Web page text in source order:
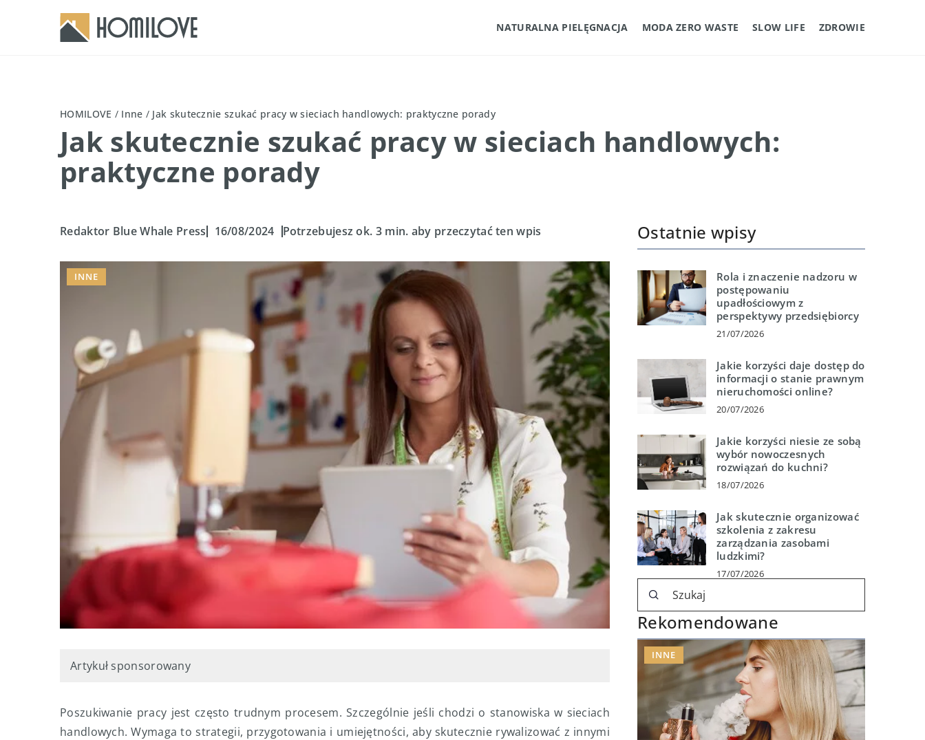
NATURALNA PIELĘGNACJA MODA ZERO WASTE SLOW LIFE ZDROWIE
HOMILOVE / Inne / Jak skutecznie szukać pracy w sieciach handlowych: praktyczne porady
Jak skutecznie szukać pracy w sieciach handlowych:
praktyczne porady
Redaktor Blue Whale Press 16/08/2024 Potrzebujesz ok. 3 min. aby przeczytać ten wpis
INNE
Artykuł sponsorowany
Poszukiwanie pracy jest często trudnym procesem. Szczególnie jeśli chodzi o stanowiska w sieciach
handlowych. Wymaga to strategii, przygotowania i umiejętności, aby skutecznie rywalizować z innymi
Ostatnie wpisy
Rola i znaczenie nadzoru w
postępowaniu
upadłościowym z
perspektywy przedsiębiorcy
21/07/2026
Jakie korzyści daje dostęp do
informacji o stanie prawnym
nieruchomości online?
20/07/2026
Jakie korzyści niesie ze sobą
wybór nowoczesnych
rozwiązań do kuchni?
18/07/2026
Jak skutecznie organizować
szkolenia z zakresu
zarządzania zasobami
ludzkimi?
17/07/2026
Rekomendowane
INNE